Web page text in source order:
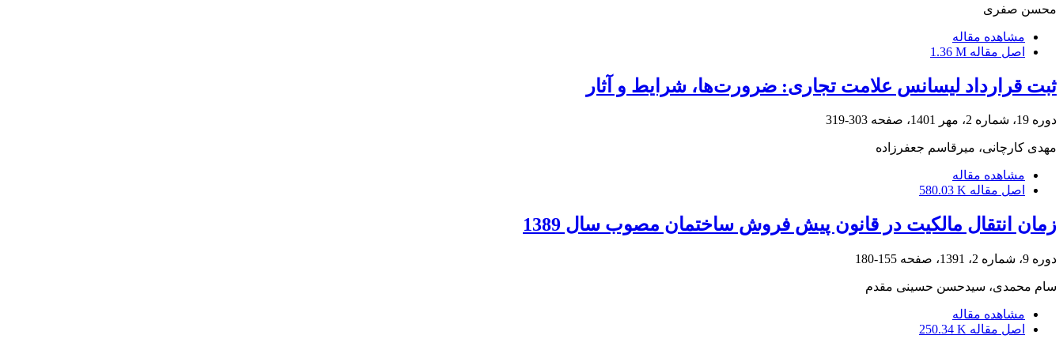
محسن صفری
مشاهده مقاله
اصل مقاله 1.36 M
ثبت قرارداد لیسانس علامت تجاری: ضرورت‌ها، شرایط و آثار
دوره 19، شماره 2، مهر 1401، صفحه 303-319
مهدی کارچانی، میرقاسم جعفرزاده
مشاهده مقاله
اصل مقاله 580.03 K
زمان انتقال مالکیت در قانون پیش فروش ساختمان مصوب سال 1389
دوره 9، شماره 2، 1391، صفحه 155-180
سام محمدی، سیدحسن حسینی مقدم
مشاهده مقاله
اصل مقاله 250.34 K